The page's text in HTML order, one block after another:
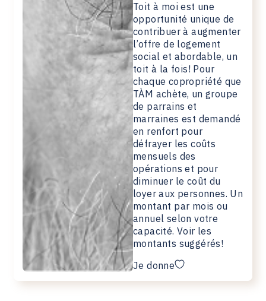
Toit à moi est une
opportunité unique de
contribuer à augmenter
l’offre de logement
social et abordable, un
toit à la fois! Pour
chaque copropriété que
TÀM achète, un groupe
de parrains et
marraines est demandé
en renfort pour
défrayer les coûts
mensuels des
opérations et pour
diminuer le coût du
loyer aux personnes. Un
montant par mois ou
annuel selon votre
capacité. Voir les
montants suggérés!
Je donne